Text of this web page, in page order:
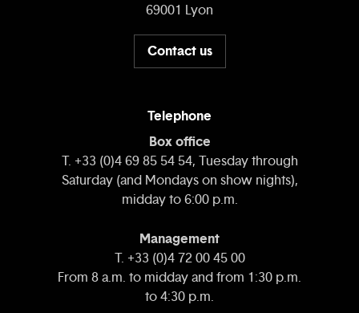
69001 Lyon
Contact us
Telephone
Box office
T. +33 (0)4 69 85 54 54, Tuesday through
Saturday (and Mondays on show nights),
midday to 6:00 p.m.
Management
T. +33 (0)4 72 00 45 00
From 8 a.m. to midday and from 1:30 p.m.
to 4:30 p.m.